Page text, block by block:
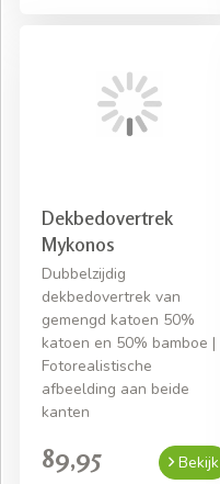
Dekbedovertrek
Mykonos
Dubbelzijdig
dekbedovertrek van
gemengd katoen 50%
katoen en 50% bamboe |
Fotorealistische
afbeelding aan beide
kanten
89,95 Bekijk